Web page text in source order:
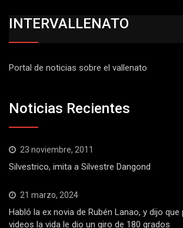
INTERVALLENATO
Portal de noticias sobre el vallenato
Noticias Recientes
23 noviembre, 2011
Silvestrico, imita a Silvestre Dangond
21 marzo, 2024
Habló la ex novia de Rubén Lanao, y dijo
videos la vida le dio un giro de 180 grados